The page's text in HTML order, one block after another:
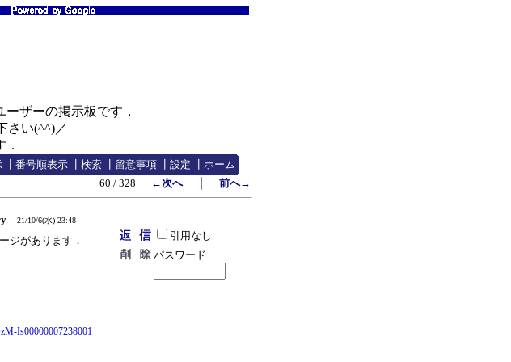
ザーの掲示板です．
さい(^^)／
番号順表示 検索 留意事項 設定
ホーム
60 / 328
←次へ｜ 前へ→
- 21/10/6(水) 23:48 -
ジがあります．
Is00000007238001
引用なし
パスワード